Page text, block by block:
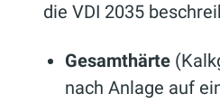
die VDI 2035
Gesamthärte
nach Anlage auf